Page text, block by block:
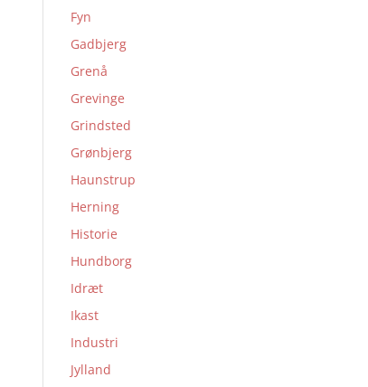
Fyn
Gadbjerg
Grenå
Grevinge
Grindsted
Grønbjerg
Haunstrup
Herning
Historie
Hundborg
Idræt
Ikast
Industri
Jylland